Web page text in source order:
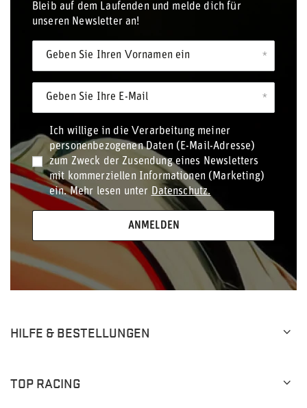
Bleib auf dem Laufenden und melde dich für
unseren Newsletter an!
Geben Sie Ihren Vornamen ein
Geben Sie Ihre E-Mail
Ich willige in die Verarbeitung meiner
personenbezogenen Daten (E-Mail-Adresse)
zum Zweck der Zusendung eines Newsletters
mit kommerziellen Informationen (Marketing)
ein. Mehr lesen unter Datenschutz.
ANMELDEN
HILFE & BESTELLUNGEN
TOP RACING